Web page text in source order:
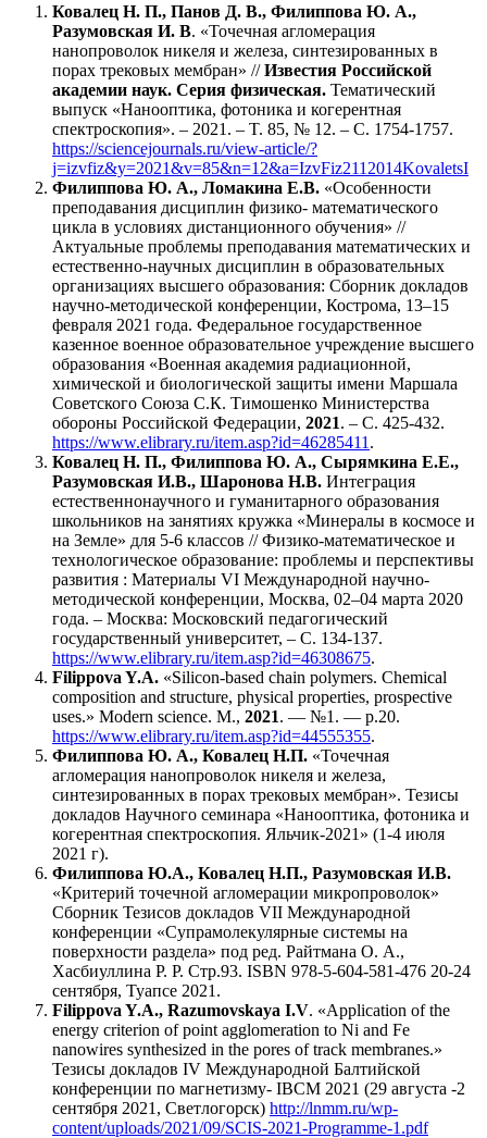
Ковалец Н. П., Панов Д. В., Филиппова Ю. А.,
Разумовская И. В. «Точечная агломерация
нанопроволок никеля и железа, синтезированных в
порах трековых мембран» //Известия Российской
академии наук. Серия физическая. Тематический
выпуск «Нанооптика, фотоника и когерентная
спектроскопия». ‒ 2021. ‒ T. 85, № 12. ‒ C. 1754-1757.
https://sciencejournals.ru/view-article/?
j=izvfiz&y=2021&v=85&n=12&a=IzvFiz2112014KovaletsI
Филиппова Ю. А., Ломакина Е.В. «Особенности
преподавания дисциплин физико- математического
цикла в условиях дистанционного обучения» //
Актуальные проблемы преподавания математических и
естественно-научных дисциплин в образовательных
организациях высшего образования: Сборник докладов
научно-методической конференции, Кострома, 13–15
февраля 2021 года. Федеральное государственное
казенное военное образовательное учреждение высшего
образования «Военная академия радиационной,
химической и биологической защиты имени Маршала
Советского Союза С.К. Тимошенко Министерства
обороны Российской Федерации, 2021. – С. 425-432.
https://www.elibrary.ru/item.asp?id=46285411 .
Ковалец Н. П., Филиппова Ю. А., Сырямкина Е.Е.,
Разумовская И.В., Шаронова Н.В. Интеграция
естественнонаучного и гуманитарного образования
школьников на занятиях кружка «Минералы в космосе и
на Земле» для 5-6 классов // Физико-математическое и
технологическое образование: проблемы и перспективы
развития : Материалы VI Международной научно-
методической конференции, Москва, 02–04 марта 2020
года. – Москва: Московский педагогический
государственный университет, – С. 134-137.
https://www.elibrary.ru/item.asp?id=46308675.
Filippova Y.A. «Silicon-based chain polymers. Chemical
composition and structure, physical properties, prospective
uses.» Modern science. М., 2021. — №1. — p.20.
https://www.elibrary.ru/item.asp?id=44555355.
Филиппова Ю. А., Ковалец Н.П. «Точечная
агломерация нанопроволок никеля и железа,
синтезированных в порах трековых мембран». Тезисы
докладов Научного семинара «Нанооптика, фотоника и
когерентная спектроскопия. Яльчик-2021» (1-4 июля
2021 г).
Филиппова Ю.А., Ковалец Н.П., Разумовская И.В.
«Критерий точечной агломерации микропроволок»
Сборник Тезисов докладов VII Международной
конференции «Супрамолекулярные системы на
поверхности раздела» под ред. Райтмана О. А.,
Хасбиуллина Р. Р. Стр.93. ISBN 978-5-604-581-476 20-24
сентября, Туапсе 2021.
Filippova Y.A., Razumovskaya I.V. «Application of the
energy criterion of point agglomeration to Ni and Fe
nanowires synthesized in the pores of track membranes.»
Тезисы докладов IV Международной Балтийской
конференции по магнетизму- IBCM 2021 (29 августа -2
сентября 2021, Светлогорск) http://lnmm.ru/wp-
content/uploads/2021/09/SCIS-2021-Programme-1.pdf